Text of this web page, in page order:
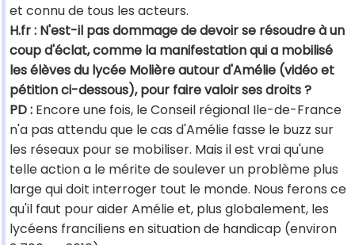
et connu de tous les acteurs.
H.fr : N'est-il pas dommage de devoir se résoudre à un
coup d'éclat, comme la manifestation qui a mobilisé
les élèves du lycée Molière autour d'Amélie (vidéo et
pétition ci-dessous), pour faire valoir ses droits ?
PD : Encore une fois, le Conseil régional Ile-de-France
n'a pas attendu que le cas d'Amélie fasse le buzz sur
les réseaux pour se mobiliser. Mais il est vrai qu'une
telle action a le mérite de soulever un problème plus
large qui doit interroger tout le monde. Nous ferons ce
qu'il faut pour aider Amélie et, plus globalement, les
lycéens franciliens en situation de handicap (environ